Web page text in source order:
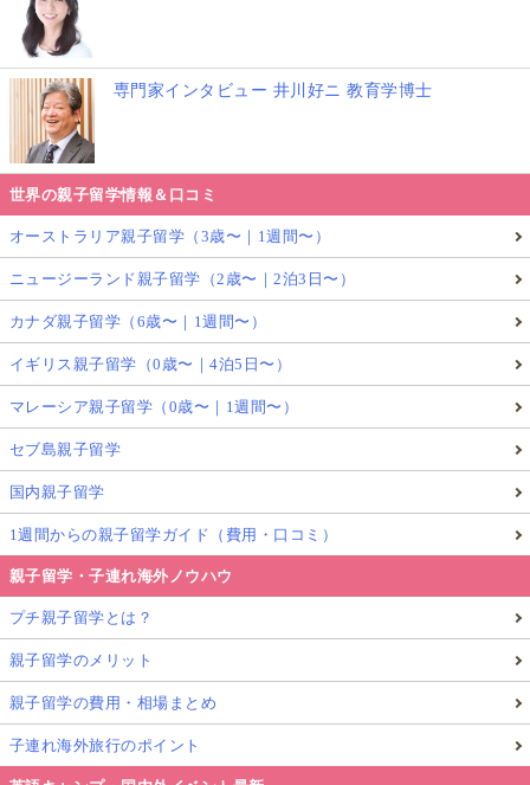
▲男子は「トマト党」を提案。政策は「休み時間を長くする！」
娘は
と嘆いていましたが、グループ内の多数決で男の子の
提案したトマト党がグループの政党となり、政策も決
まりました。
図工の時間にはグループで決めた政党のポスター作り
をしていました。
その後、グループごとに政党政策発表会をして、クラ
ス選挙 をします。
クラスでの選挙では貧しい国の子ども達に食料支援を
すると言う政策を掲げた「パンを焼く党」が多くの票
を獲得していました。
専門家インタビュー 井川好ニ 教育学博士
世界の親子留学情報＆口コミ
オーストラリア親子留学（3歳〜｜1週間〜）
ニュージーランド親子留学（2歳〜｜2泊3日〜）
カナダ親子留学（6歳〜｜1週間〜）
イギリス親子留学（0歳〜｜4泊5日〜）
マレーシア親子留学（0歳〜｜1週間〜）
セブ島親子留学
国内親子留学
1週間からの親子留学ガイド（費用・口コミ）
親子留学・子連れ海外ノウハウ
プチ親子留学とは？
親子留学のメリット
親子留学の費用・相場まとめ
子連れ海外旅行のポイント